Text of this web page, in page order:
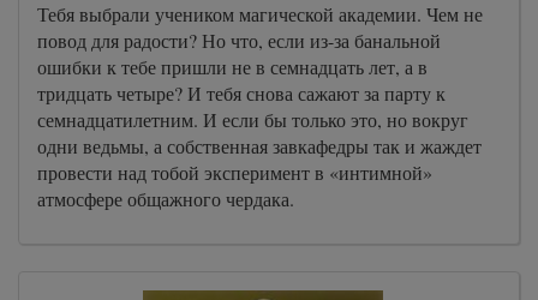
Тебя выбрали учеником магической академии. Чем не
повод для радости? Но что, если из-за банальной
ошибки к тебе пришли не в семнадцать лет, а в
тридцать четыре? И тебя снова сажают за парту к
семнадцатилетним. И если бы только это, но вокруг
одни ведьмы, а собственная завкафедры так и жаждет
провести над тобой эксперимент в «интимной»
атмосфере общажного чердака.